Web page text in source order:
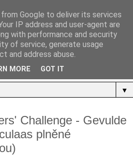
▼
Challenge - Gevulde
plněné
Google to deliver its services
IP address and user-agent are
with performance and security
of service, generate usage
and address abuse.
MORE GOT IT